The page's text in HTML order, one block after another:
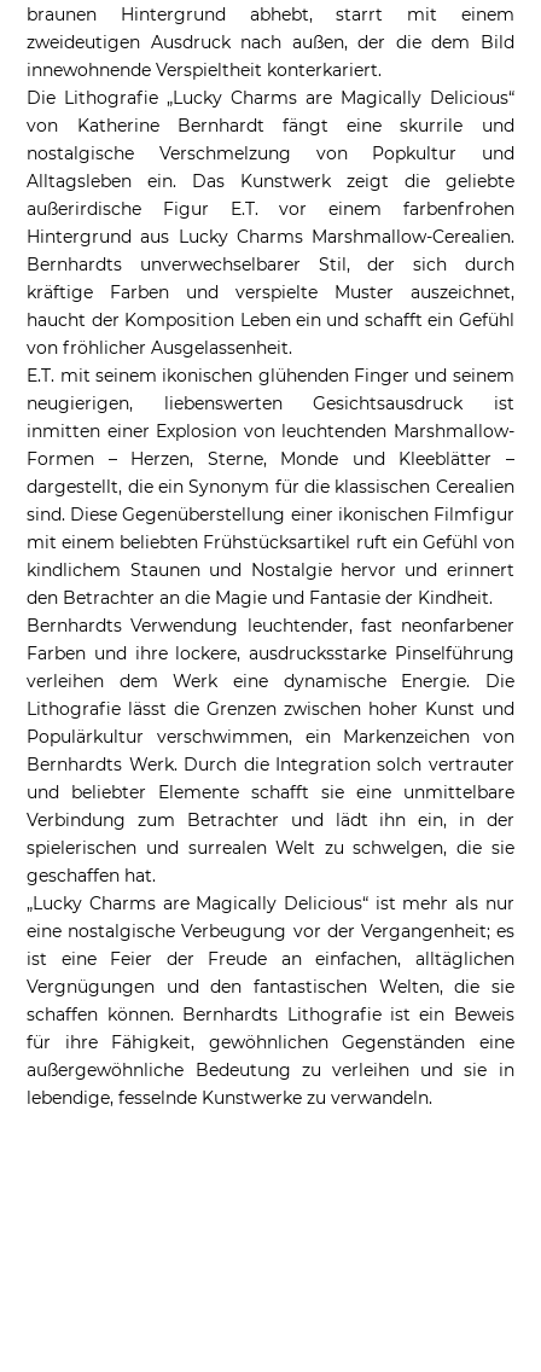
braunen Hintergrund abhebt, starrt mit einem
zweideutigen Ausdruck nach außen, der die dem Bild
innewohnende Verspieltheit konterkariert.
Die Lithografie „Lucky Charms are Magically Delicious“
von Katherine Bernhardt fängt eine skurrile und
nostalgische Verschmelzung von Popkultur und
Alltagsleben ein. Das Kunstwerk zeigt die geliebte
außerirdische Figur E.T. vor einem farbenfrohen
Hintergrund aus Lucky Charms Marshmallow-Cerealien.
Bernhardts unverwechselbarer Stil, der sich durch
kräftige Farben und verspielte Muster auszeichnet,
haucht der Komposition Leben ein und schafft ein Gefühl
von fröhlicher Ausgelassenheit.
E.T. mit seinem ikonischen glühenden Finger und seinem
neugierigen, liebenswerten Gesichtsausdruck ist
inmitten einer Explosion von leuchtenden Marshmallow-
Formen – Herzen, Sterne, Monde und Kleeblätter –
dargestellt, die ein Synonym für die klassischen Cerealien
sind. Diese Gegenüberstellung einer ikonischen Filmfigur
mit einem beliebten Frühstücksartikel ruft ein Gefühl von
kindlichem Staunen und Nostalgie hervor und erinnert
den Betrachter an die Magie und Fantasie der Kindheit.
Bernhardts Verwendung leuchtender, fast neonfarbener
Farben und ihre lockere, ausdrucksstarke Pinselführung
verleihen dem Werk eine dynamische Energie. Die
Lithografie lässt die Grenzen zwischen hoher Kunst und
Populärkultur verschwimmen, ein Markenzeichen von
Bernhardts Werk. Durch die Integration solch vertrauter
und beliebter Elemente schafft sie eine unmittelbare
Verbindung zum Betrachter und lädt ihn ein, in der
spielerischen und surrealen Welt zu schwelgen, die sie
geschaffen hat.
„Lucky Charms are Magically Delicious“ ist mehr als nur
eine nostalgische Verbeugung vor der Vergangenheit; es
ist eine Feier der Freude an einfachen, alltäglichen
Vergnügungen und den fantastischen Welten, die sie
schaffen können. Bernhardts Lithografie ist ein Beweis
für ihre Fähigkeit, gewöhnlichen Gegenständen eine
außergewöhnliche Bedeutung zu verleihen und sie in
lebendige, fesselnde Kunstwerke zu verwandeln.